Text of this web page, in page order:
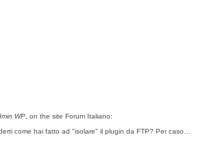
WP , on the site Forum Italiano:
come hai fatto ad "isolare" il plugin da FTP? Per caso…